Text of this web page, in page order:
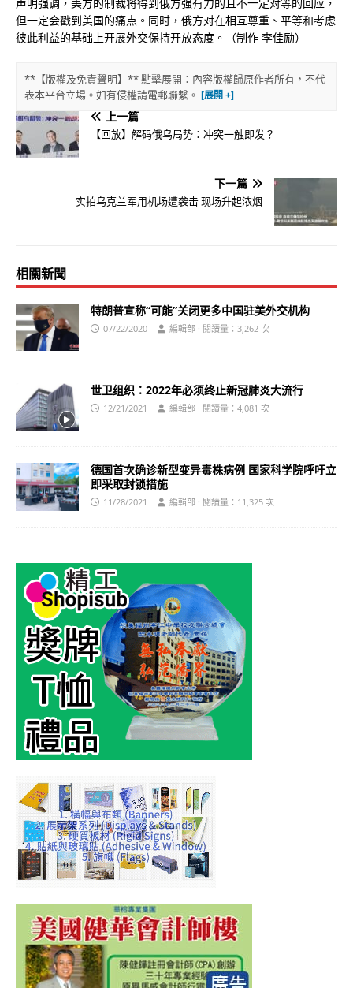
但一定会戳到美国的痛点。同时，俄方对在相互尊重、平等和考虑
彼此利益的基础上开展外交保持开放态度。（制作 李佳励）
**【版權及免責聲明】** 點擊展開：內容版權歸原作者所有，不代
表本平台立場。如有侵權請電郵聯繫。
上一篇
【回放】解码俄乌局势：冲突一触即发？
下一篇
实拍乌克兰军用机场遭袭击 现场升起浓烟
相關新聞
特朗普宣称“可能”关闭更多中国驻美外交机构
07/22/2020 編輯部 · 閱讀量：3,262 次
世卫组织：2022年必须终止新冠肺炎大流行
12/21/2021 編輯部 · 閱讀量：4,081 次
德国首次确诊新型变异毒株病例 国家科学院呼吁立
即采取封锁措施
11/28/2021 編輯部 · 閱讀量：11,325 次